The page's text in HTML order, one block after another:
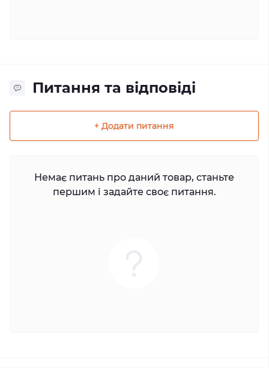
Питання та відповіді
+ Додати питання
Немає питань про даний товар, станьте
першим і задайте своє питання.